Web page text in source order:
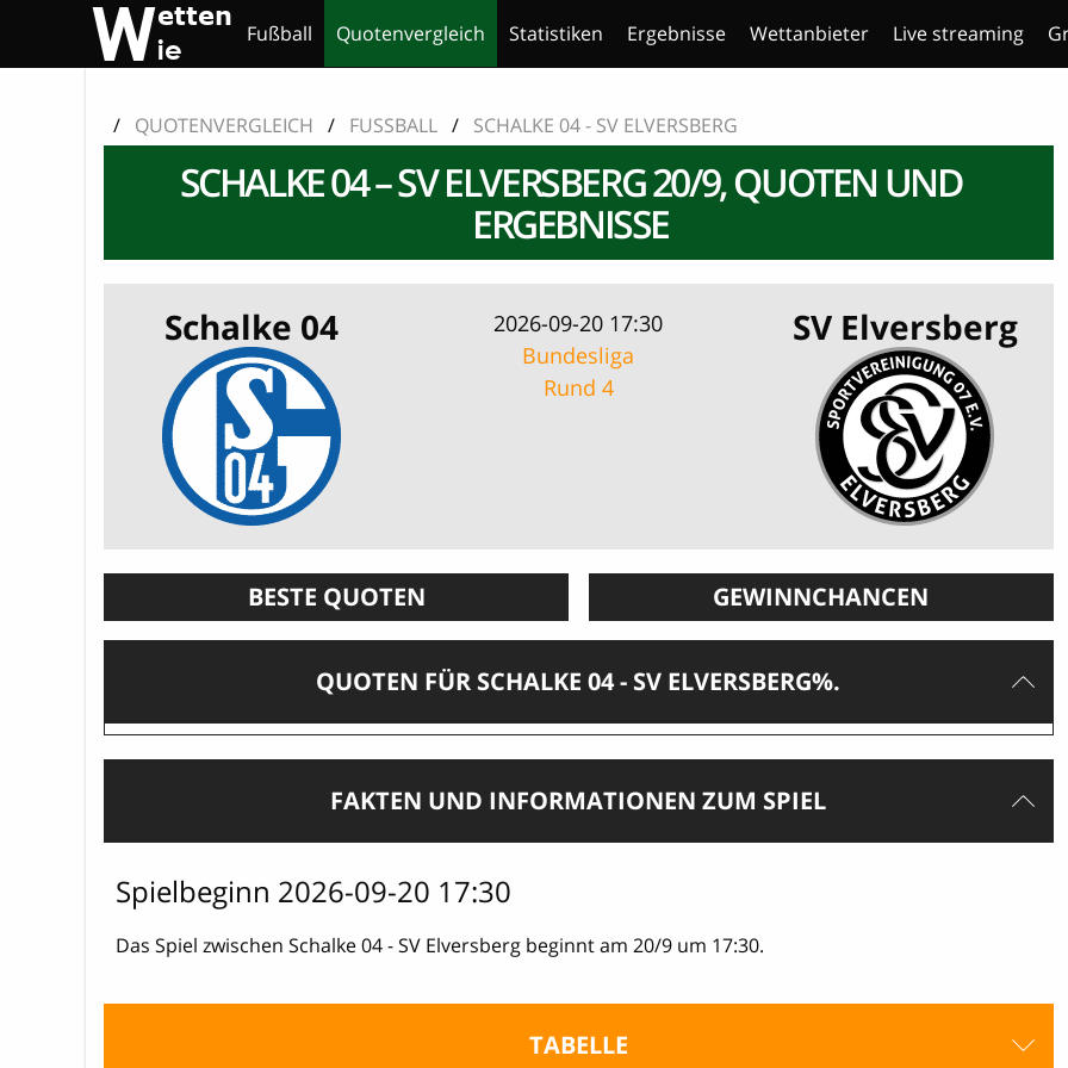
Fußball Quotenvergleich Statistiken Ergebnisse Wettanbieter Live streaming
/ QUOTENVERGLEICH / FUSSBALL / SCHALKE 04 - SV ELVERSBERG
SCHALKE 04 – SV ELVERSBERG 20/9, QUOTEN UND
ERGEBNISSE
Schalke 04
2026-09-20 17:30
Bundesliga
Rund 4
SV Elversberg
BESTE QUOTEN GEWINNCHANCEN
QUOTEN FÜR SCHALKE 04 - SV ELVERSBERG%.
FAKTEN UND INFORMATIONEN ZUM SPIEL
Spielbeginn 2026-09-20 17:30
Das Spiel zwischen Schalke 04 - SV Elversberg beginnt am 20/9 um 17:30.
TABELLE